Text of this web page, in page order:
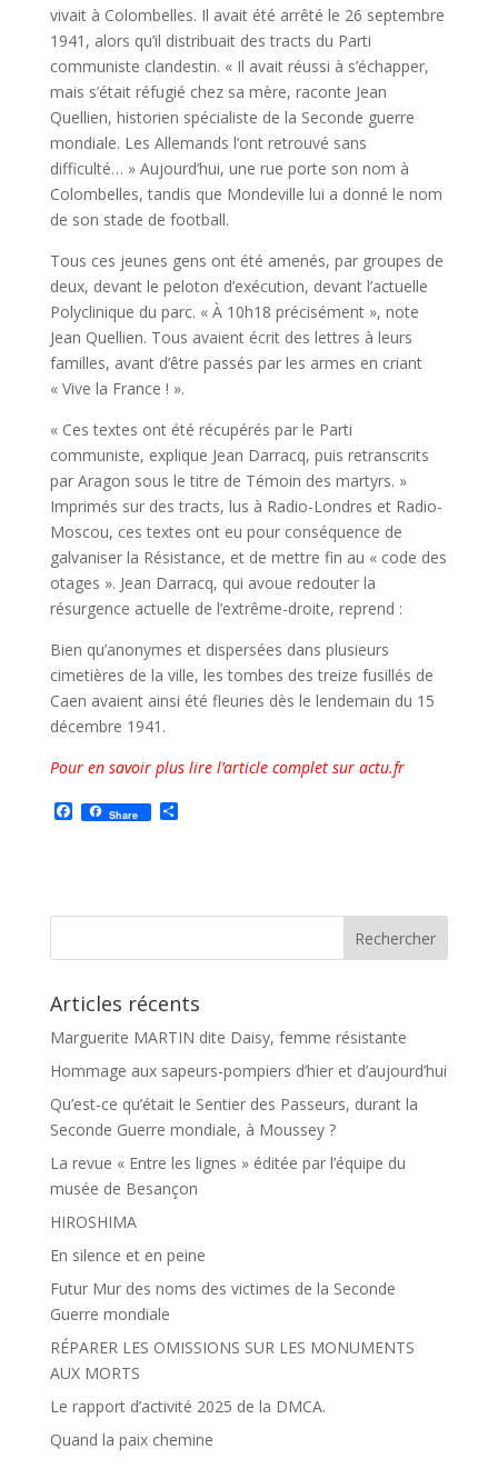
vivait à Colombelles. Il avait été arrêté le 26 septembre
1941, alors qu’il distribuait des tracts du Parti
communiste clandestin. « Il avait réussi à s’échapper,
mais s’était réfugié chez sa mère, raconte Jean
Quellien, historien spécialiste de la Seconde guerre
mondiale. Les Allemands l’ont retrouvé sans
difficulté… » Aujourd’hui, une rue porte son nom à
Colombelles, tandis que Mondeville lui a donné le nom
de son stade de football.
Tous ces jeunes gens ont été amenés, par groupes de
deux, devant le peloton d’exécution, devant l’actuelle
Polyclinique du parc. « À 10h18 précisément », note
Jean Quellien. Tous avaient écrit des lettres à leurs
familles, avant d’être passés par les armes en criant
« Vive la France ! ».
« Ces textes ont été récupérés par le Parti
communiste, explique Jean Darracq, puis retranscrits
par Aragon sous le titre de Témoin des martyrs. »
Imprimés sur des tracts, lus à Radio-Londres et Radio-
Moscou, ces textes ont eu pour conséquence de
galvaniser la Résistance, et de mettre fin au « code des
otages ». Jean Darracq, qui avoue redouter la
résurgence actuelle de l’extrême-droite, reprend :
Bien qu’anonymes et dispersées dans plusieurs
cimetières de la ville, les tombes des treize fusillés de
Caen avaient ainsi été fleuries dès le lendemain du 15
décembre 1941.
Pour en savoir plus lire l’article complet sur actu.fr
F
a
o
Share P
e
Articles récents
Marguerite MARTIN dite Daisy, femme résistante
Hommage aux sapeurs-pompiers d’hier et d’aujourd’hui
Qu’est-ce qu’était le Sentier des Passeurs, durant la
Seconde Guerre mondiale, à Moussey ?
La revue « Entre les lignes » éditée par l’équipe du
musée de Besançon
HIROSHIMA
En silence et en peine
Futur Mur des noms des victimes de la Seconde
Guerre mondiale
RÉPARER LES OMISSIONS SUR LES MONUMENTS
AUX MORTS
Le rapport d’activité 2025 de la DMCA.
Quand la paix chemine